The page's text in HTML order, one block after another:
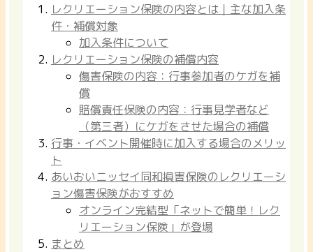
レクリエーション保険の内容とは｜主な加入条
件・補償対象
加入条件について
レクリエーション保険の補償内容
傷害保険の内容：行事参加者のケガを補
償
賠償責任保険の内容：行事見学者など
（第三者）にケガをさせた場合の補償
行事・イベント開催時に加入する場合のメリッ
ト
あいおいニッセイ同和損害保険のレクリエーシ
ョン傷害保険がおすすめ
オンライン完結型「ネットで簡単！レク
リエーション保険」が登場
まとめ